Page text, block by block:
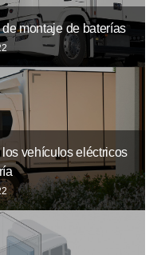
montaje de baterías
vehículos eléctricos